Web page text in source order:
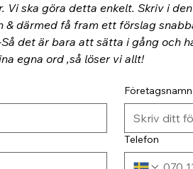
Vi ska göra detta enkelt. Skriv i
därmed få fram ett förslag
det är bara att sätta i gång och
egna ord ,så löser vi allt!
Företagsnamn
Telefon